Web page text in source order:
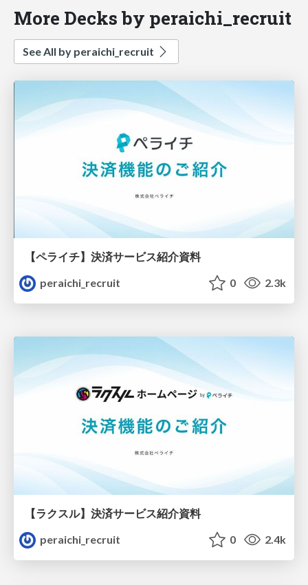
More Decks by peraichi_recruit
See All by peraichi_recruit
【ペライチ】決済サービス紹介資料
peraichi_recruit
0 2.3k
【ラクスル】決済サービス紹介資料
peraichi_recruit
0 2.4k